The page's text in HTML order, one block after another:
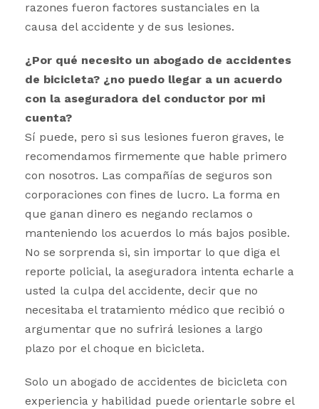
razones fueron factores sustanciales en la
causa del accidente y de sus lesiones.
¿Por qué necesito un abogado de accidentes
de bicicleta? ¿no puedo llegar a un acuerdo
con la aseguradora del conductor por mi
cuenta?
Sí puede, pero si sus lesiones fueron graves, le
recomendamos firmemente que hable primero
con nosotros. Las compañías de seguros son
corporaciones con fines de lucro. La forma en
que ganan dinero es negando reclamos o
manteniendo los acuerdos lo más bajos posible.
No se sorprenda si, sin importar lo que diga el
reporte policial, la aseguradora intenta echarle a
usted la culpa del accidente, decir que no
necesitaba el tratamiento médico que recibió o
argumentar que no sufrirá lesiones a largo
plazo por el choque en bicicleta.
Solo un abogado de accidentes de bicicleta con
experiencia y habilidad puede orientarle sobre el